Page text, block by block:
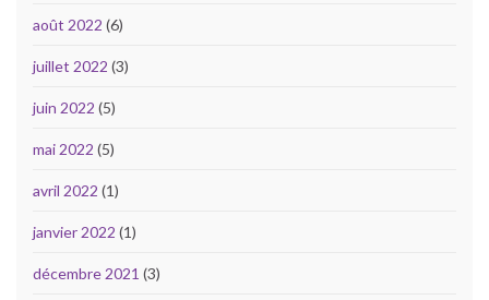
août 2022 (6)
juillet 2022 (3)
juin 2022 (5)
mai 2022 (5)
avril 2022 (1)
janvier 2022 (1)
décembre 2021 (3)